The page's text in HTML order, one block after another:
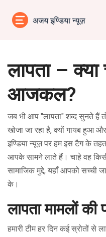
लापता –
आजकल?
जब भी आप "लापता" शब्द सुनते हैं
खोजा जा रहा है, क्यों गायब हुआ
इण्डिया न्यूज़ पर हम इस टैग के
आपके सामने लाते हैं। चाहे वह
सामाजिक मुद्दे, यहाँ आपको सच्ची
के।
लापता मामलों
हमारी टीम हर दिन कई स्रोतों से